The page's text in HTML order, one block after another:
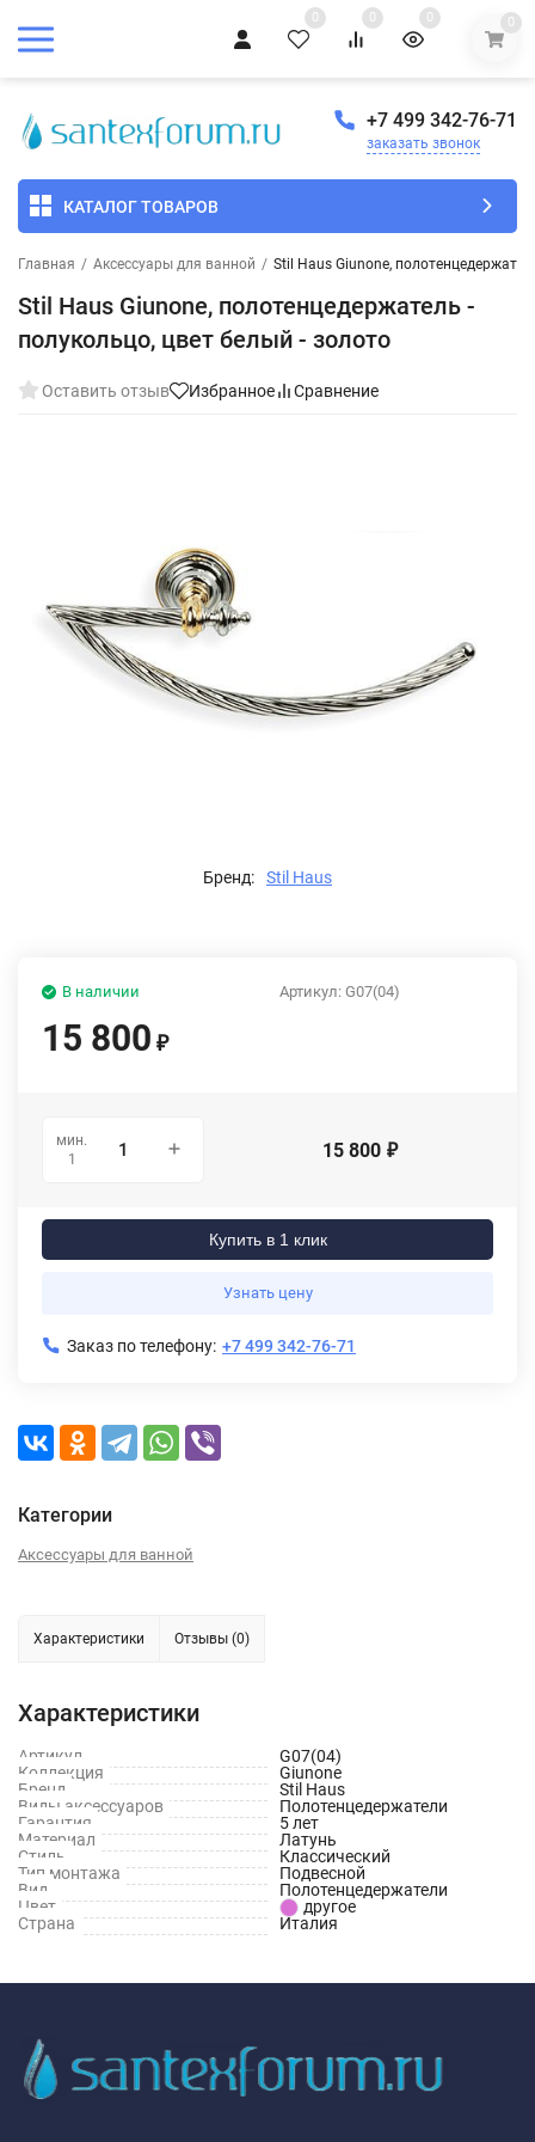
0 0 0 0
+7 499 342-76-71
заказать звонок
КАТАЛОГ ТОВАРОВ
Главная / Аксессуары для ванной / Stil Haus Giunone,
Stil Haus Giunone, полотенцедержатель -
полукольцо, цвет белый - золото
Оставить отзыв Избранное Сравнение
Бренд: Stil Haus
Артикул: G07(04)
В наличии
15 800 ₽
мин.
1
15 800 ₽
Купить в 1 клик
Узнать цену
Заказ по телефону: +7 499 342-76-71
Категории
Аксессуары для ванной
Характеристики Отзывы (0)
Характеристики
Артикул
G07(04)
Коллекция
Giunone
Бренд
Stil Haus
Виды аксессуаров
Полотенцедержатели
Гарантия
5 лет
Материал
Латунь
Стиль
Классический
Тип монтажа
Подвесной
Вид
Полотенцедержатели
Цвет
другое
Страна
Италия